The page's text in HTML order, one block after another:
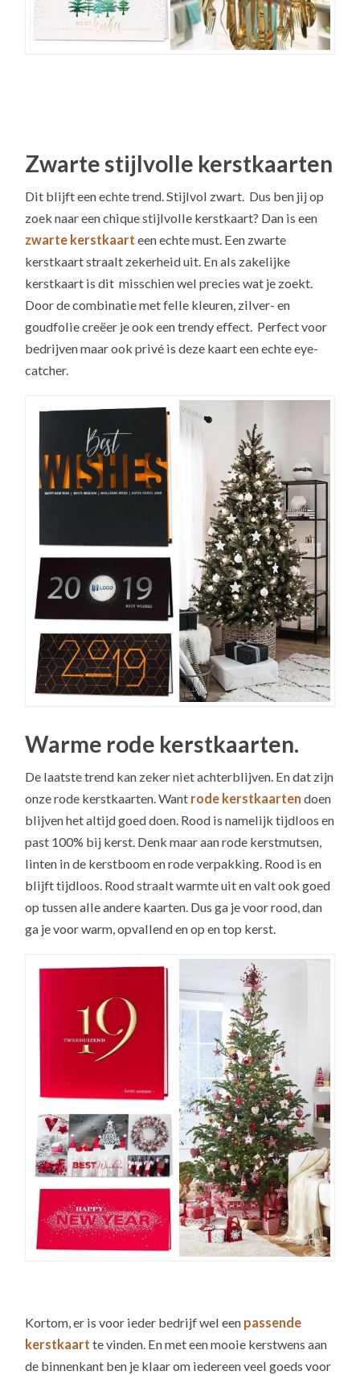
Zwarte stijlvolle kerstkaarten
Dit blijft een echte trend. Stijlvol zwart. Dus ben jij op
zoek naar een chique stijlvolle kerstkaart? Dan is een
zwarte kerstkaart een echte must. Een zwarte
kerstkaart straalt zekerheid uit. En als zakelijke
kerstkaart is dit misschien wel precies wat je zoekt.
Door de combinatie met felle kleuren, zilver- en
goudfolie creëer je ook een trendy effect. Perfect voor
bedrijven maar ook privé is deze kaart een echte eye-
catcher.
Warme rode kerstkaarten.
De laatste trend kan zeker niet achterblijven. En dat zijn
onze rode kerstkaarten. Want rode kerstkaarten doen
blijven het altijd goed doen. Rood is namelijk tijdloos en
past 100% bij kerst. Denk maar aan rode kerstmutsen,
linten in de kerstboom en rode verpakking. Rood is en
blijft tijdloos. Rood straalt warmte uit en valt ook goed
op tussen alle andere kaarten. Dus ga je voor rood, dan
ga je voor warm, opvallend en op en top kerst.
Kortom, er is voor ieder bedrijf wel een passende
kerstkaart te vinden. En met een mooie kerstwens aan
de binnenkant ben je klaar om iedereen veel goeds voor